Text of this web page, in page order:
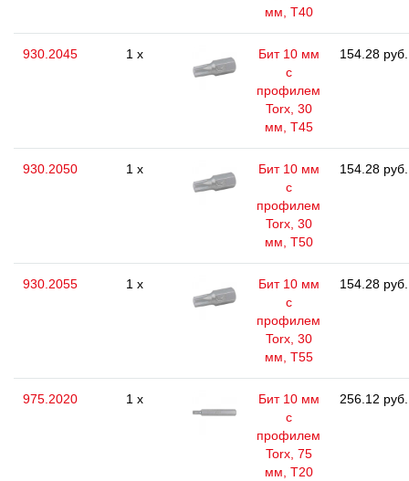
мм, Т40
930.2045 1 x
Бит 10 мм
с
профилем
Torx, 30
мм, Т45
154.28 руб.
930.2050 1 x
Бит 10 мм
с
профилем
Torx, 30
мм, Т50
154.28 руб.
930.2055 1 x
Бит 10 мм
с
профилем
Torx, 30
мм, Т55
154.28 руб.
975.2020 1 x
Бит 10 мм
с
профилем
Torx, 75
мм, Т20
256.12 руб.